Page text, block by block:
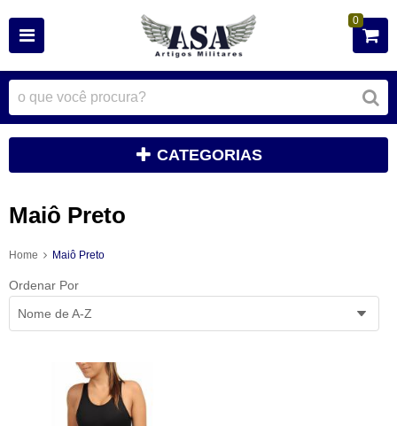
0
CATEGORIAS
Maiô Preto
Home Maiô Preto
Ordenar Por
Nome de A-Z